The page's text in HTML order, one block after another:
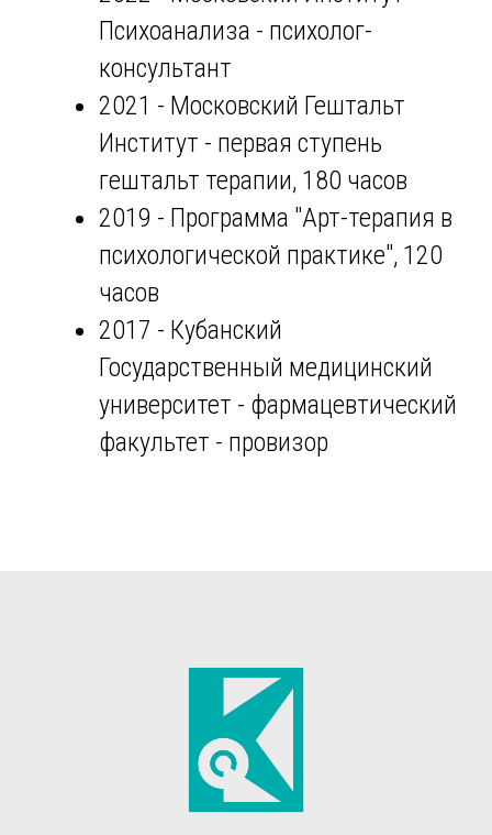
Психоанализа - психолог-
консультант
2021 - Московский Гештальт
Институт - первая ступень
гештальт терапии, 180 часов
2019 - Программа "Арт-терапия в
психологической практике", 120
часов
2017 - Кубанский
Государственный медицинский
университет - фармацевтический
факультет - провизор